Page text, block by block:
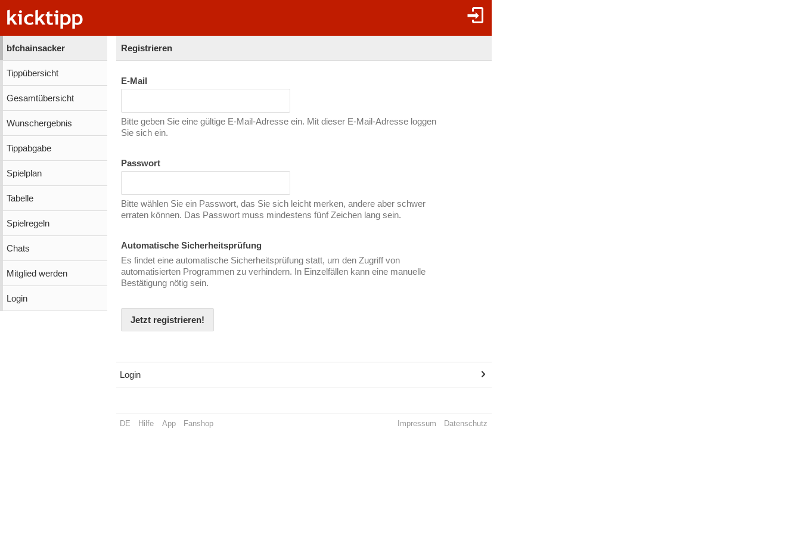
bfchainsacker
Tippübersicht
Gesamtübersicht
Wunschergebnis
Tippabgabe
Spielplan
Tabelle
Spielregeln
Chats
Mitglied werden
Login
Registrieren
E-Mail
Bitte geben Sie eine gültige E-Mail-Adresse ein. Mit dieser E-Mail-Adresse loggen
Sie sich ein.
Passwort
Bitte wählen Sie ein Passwort, das Sie sich leicht merken, andere aber schwer
erraten können. Das Passwort muss mindestens fünf Zeichen lang sein.
Automatische Sicherheitsprüfung
Es findet eine automatische Sicherheitsprüfung statt, um den Zugriff von
automatisierten Programmen zu verhindern. In Einzelfällen kann eine manuelle
Bestätigung nötig sein.
Jetzt registrieren!
Login
DE Hilfe App Fanshop Impressum Datenschutz